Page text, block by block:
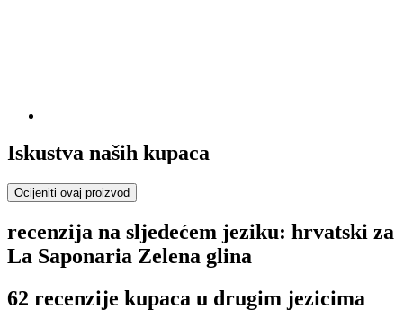
Iskustva naših kupaca
Ocijeniti ovaj proizvod
recenzija na sljedećem jeziku: hrvatski za
La Saponaria Zelena glina
62 recenzije kupaca u drugim jezicima